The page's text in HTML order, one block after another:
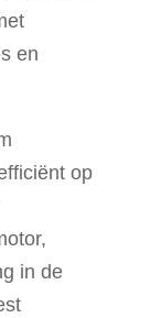
en
op
in de